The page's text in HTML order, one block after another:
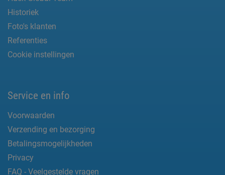
Historiek
Foto's klanten
Referenties
Cookie instellingen
Service en info
Voorwaarden
Verzending en bezorging
Betalingsmogelijkheden
Privacy
FAQ - Veelgestelde vragen